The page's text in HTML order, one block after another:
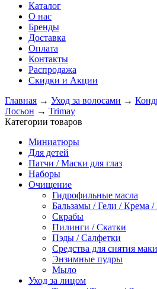
Каталог
О нас
Бренды
Доставка
Оплата
Контакты
Распродажа
Скидки и Акции
Главная → Уход за волосами →
Лосьон → Trimay
Категории товаров
Миниатюры
Для детей
Патчи / Маски для глаз
Наборы
Очищение
Гидрофильные масла
Бальзамы / Гели / Крема
Скрабы
Пилинги / Скатки
Пэды / Салфетки
Средства для снятия
Энзимные пудры
Мыло
Уход за лицом